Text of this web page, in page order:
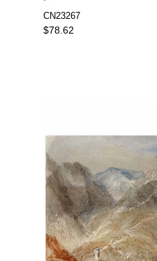
CN23267
$78.62